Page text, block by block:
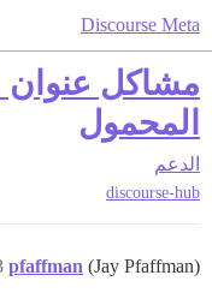
Discourse Meta
المحمول
الدعم
discourse-hub
pfaffman (Jay Pfaffman)